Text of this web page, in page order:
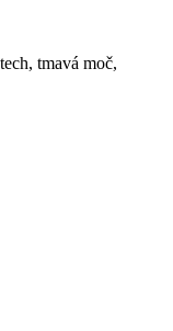
tmavá moč,